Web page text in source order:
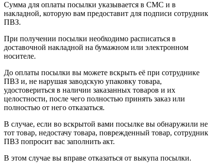
Сумма для оплаты посылки указывается в СМС и в
накладной, которую вам предоставит для подписи сотрудник
ПВЗ.
При получении посылки необходимо расписаться в
доставочной накладной на бумажном или электронном
носителе.
До оплаты посылки вы можете вскрыть её при сотруднике
ПВЗ и, не нарушая заводскую упаковку товара,
удостовериться в наличии заказанных товаров и их
целостности, после чего полностью принять заказ или
полностью от него отказаться.
В случае, если во вскрытой вами посылке вы обнаружили не
тот товар, недостачу товара, поврежденный товар, сотрудник
ПВЗ попросит вас заполнить акт.
В этом случае вы вправе отказаться от выкупа посылки.